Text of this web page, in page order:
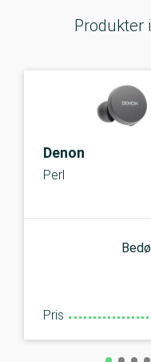
Produkter
Denon
Perl
Pris